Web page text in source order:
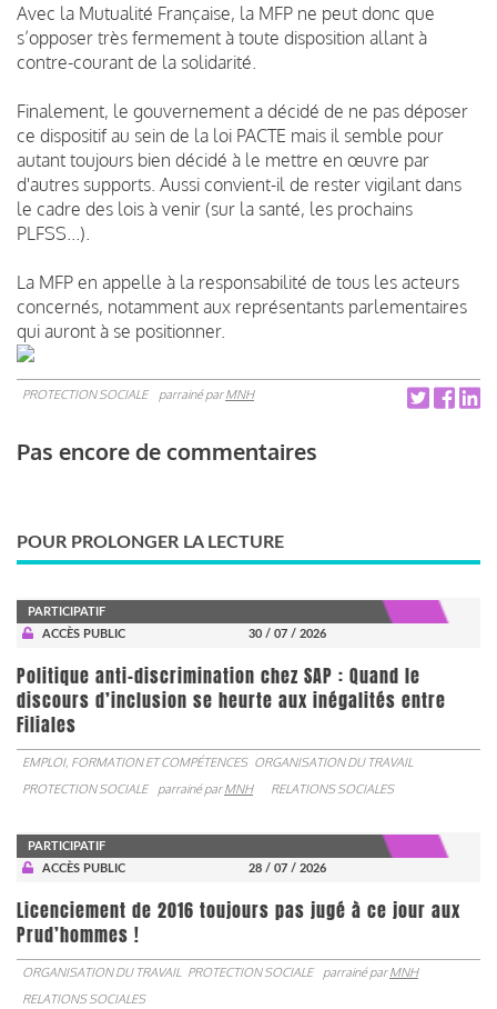
Avec la Mutualité Française, la MFP ne peut donc que
s’opposer très fermement à toute disposition allant à
contre-courant de la solidarité.
Finalement, le gouvernement a décidé de ne pas déposer
ce dispositif au sein de la loi PACTE mais il semble pour
autant toujours bien décidé à le mettre en œuvre par
d'autres supports. Aussi convient-il de rester vigilant dans
le cadre des lois à venir (sur la santé, les prochains
PLFSS...).
La MFP en appelle à la responsabilité de tous les acteurs
concernés, notamment aux représentants parlementaires
qui auront à se positionner.
PROTECTION SOCIALE parrainé parMNH
Pas encore de commentaires
POUR PROLONGER LA LECTURE
PARTICIPATIF
ACCÈS PUBLIC
30 / 07 / 2026
Politique anti-discrimination chez SAP : Quand le
discours d’inclusion se heurte aux inégalités entre
Filiales
EMPLOI, FORMATION ET COMPÉTENCES ORGANISATION DU TRAVAIL
PROTECTION SOCIALE
parrainé parMNH RELATIONS SOCIALES
PARTICIPATIF
ACCÈS PUBLIC
28 / 07 / 2026
Licenciement de 2016 toujours pas jugé à ce jour aux
Prud’hommes !
ORGANISATION DU TRAVAIL PROTECTION SOCIALE parrainé parMNH
RELATIONS SOCIALES